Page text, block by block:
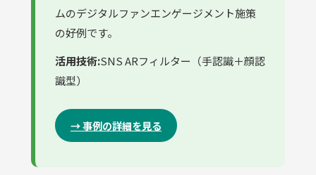
ムのデジタルファンエンゲージメント施策
の好例です。
活用技術:SNS ARフィルター（手認識＋顔認
識型）
→ 事例の詳細を見る